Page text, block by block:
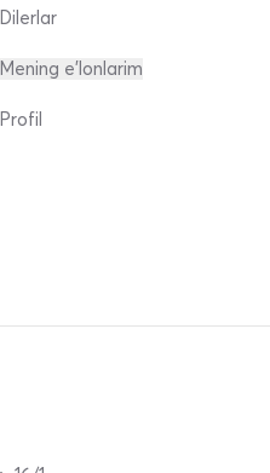
Dilerlar
Mening e'lonlarim
Profil